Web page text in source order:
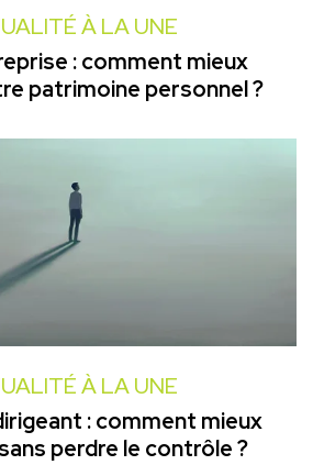
À LA UNE
: comment mieux
patrimoine personnel ?
À LA UNE
: comment mieux
perdre le contrôle ?